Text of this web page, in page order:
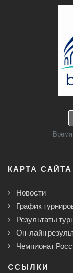
Время
КАРТА САЙТА
Новости
График
Результаты
Он-лайн
Чемпионат
CСЫЛКИ